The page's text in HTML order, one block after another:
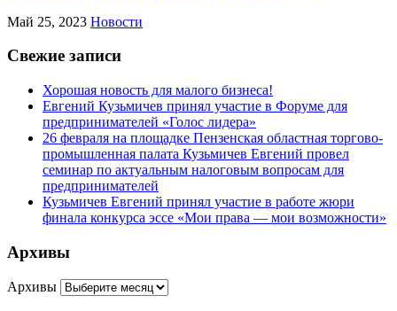
Май 25, 2023 Новости
Свежие записи
Хорошая новость для малого бизнеса!
Евгений Кузьмичев принял участие в Форуме для
предпринимателей «Голос лидера»
26 февраля на площадке Пензенская областная торгово-
промышленная палата Кузьмичев Евгений провел
семинар по актуальным налоговым вопросам для
предпринимателей
Кузьмичев Евгений принял участие в работе жюри
финала конкурса эссе «Мои права — мои возможности»
Архивы
Архивы